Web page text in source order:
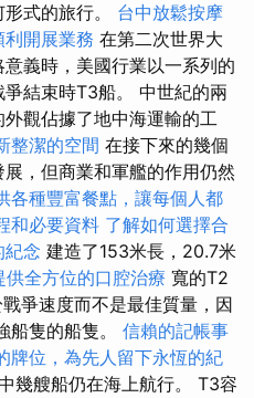
式的旅行。 台中放鬆按摩
開展業務 在第二次世界大
義時，美國行業以一系列的
結束時T3船。 中世紀的兩
觀佔據了地中海運輸的工
整潔的空間 在接下來的幾個
，但商業和軍艦的作用仍然
各種豐富餐點，讓每個人都
和必要資料 了解如何選擇合
紀念 建造了153米長，20.7米
供全方位的口腔治療 寬的T2
爭速度而不是最佳質量，因
船隻的船隻。 信賴的記帳事
牌位，為先人留下永恆的紀
幾艘船仍在海上航行。 T3容